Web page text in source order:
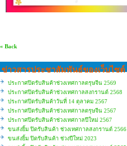
« Back
ข่าวสารประชาสัมพันธ์ของเว็บไซต์
ประกาศปิดรับสินค้าช่วงเทศกาลตรุษจีน 2569
ประกาศปิดรับสินค้าช่วงเทศกาลสงกรานต์ 2568
ประกาศปิดรับสินค้าวันที่ 14 ตุลาคม 2567
ประกาศปิดรับสินค้าช่วงเทศกาลตรุษจีน 2567
ประกาศปิดรับสินค้าช่วงเทศกาลปีใหม่ 2567
ขนส่งยิ้ม ปิดรับสินค้า ช่วงเทศกาลสงกรานต์ 2566
ขนส่งยิ้ม ปิดรับสินค้า ช่วงปีใหม่ 2023